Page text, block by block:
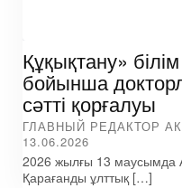
Құқықтану»
бойынша
сәтті қорғалуы
ГЛАВНЫЙ РЕДАКТОР
13.06.2026
2026 жылғы 13 маусымда
Қарағанды ұлттық […]